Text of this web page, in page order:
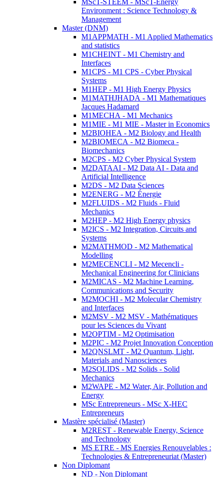
MScT-STEEM - MScT-Energy
Environment : Science Technology &
Management
Master (DNM)
M1APPMATH - M1 Applied Mathematics
and statistics
M1CHEINT - M1 Chemistry and
Interfaces
M1CPS - M1 CPS - Cyber Physical
Systems
M1HEP - M1 High Energy Physics
M1MATHJHADA - M1 Mathematiques
Jacques Hadamard
M1MECHA - M1 Mechanics
M1MIE - M1 MIE - Master in Economics
M2BIOHEA - M2 Biology and Health
M2BIOMECA - M2 Biomeca -
Biomechanics
M2CPS - M2 Cyber Physical System
M2DATAAI - M2 Data AI - Data and
Artificial Intelligence
M2DS - M2 Data Sciences
M2ENERG - M2 Énergie
M2FLUIDS - M2 Fluids - Fluid
Mechanics
M2HEP - M2 High Energy physics
M2ICS - M2 Integration, Circuits and
Systems
M2MATHMOD - M2 Mathematical
Modelling
M2MECENCLI - M2 Mecencli -
Mechanical Engineering for Clinicians
M2MICAS - M2 Machine Learning,
Communications and Security
M2MOCHI - M2 Molecular Chemistry
and Interfaces
M2MSV - M2 MSV - Mathématiques
pour les Sciences du Vivant
M2OPTIM - M2 Optimisation
M2PIC - M2 Projet Innovation Conception
M2QNSLMT - M2 Quantum, Light,
Materials and Nanosciences
M2SOLIDS - M2 Solids - Solid
Mechanics
M2WAPE - M2 Water, Air, Pollution and
Energy
MSc Entrepreneurs - MSc X-HEC
Entrepreneurs
Mastère spécialisé (Master)
M2REST - Renewable Energy, Science
and Technology
MS ETRE - MS Energies Renouvelables :
Technologies & Entrepreneuriat (Master)
Non Diplomant
ND - Non Diplomant